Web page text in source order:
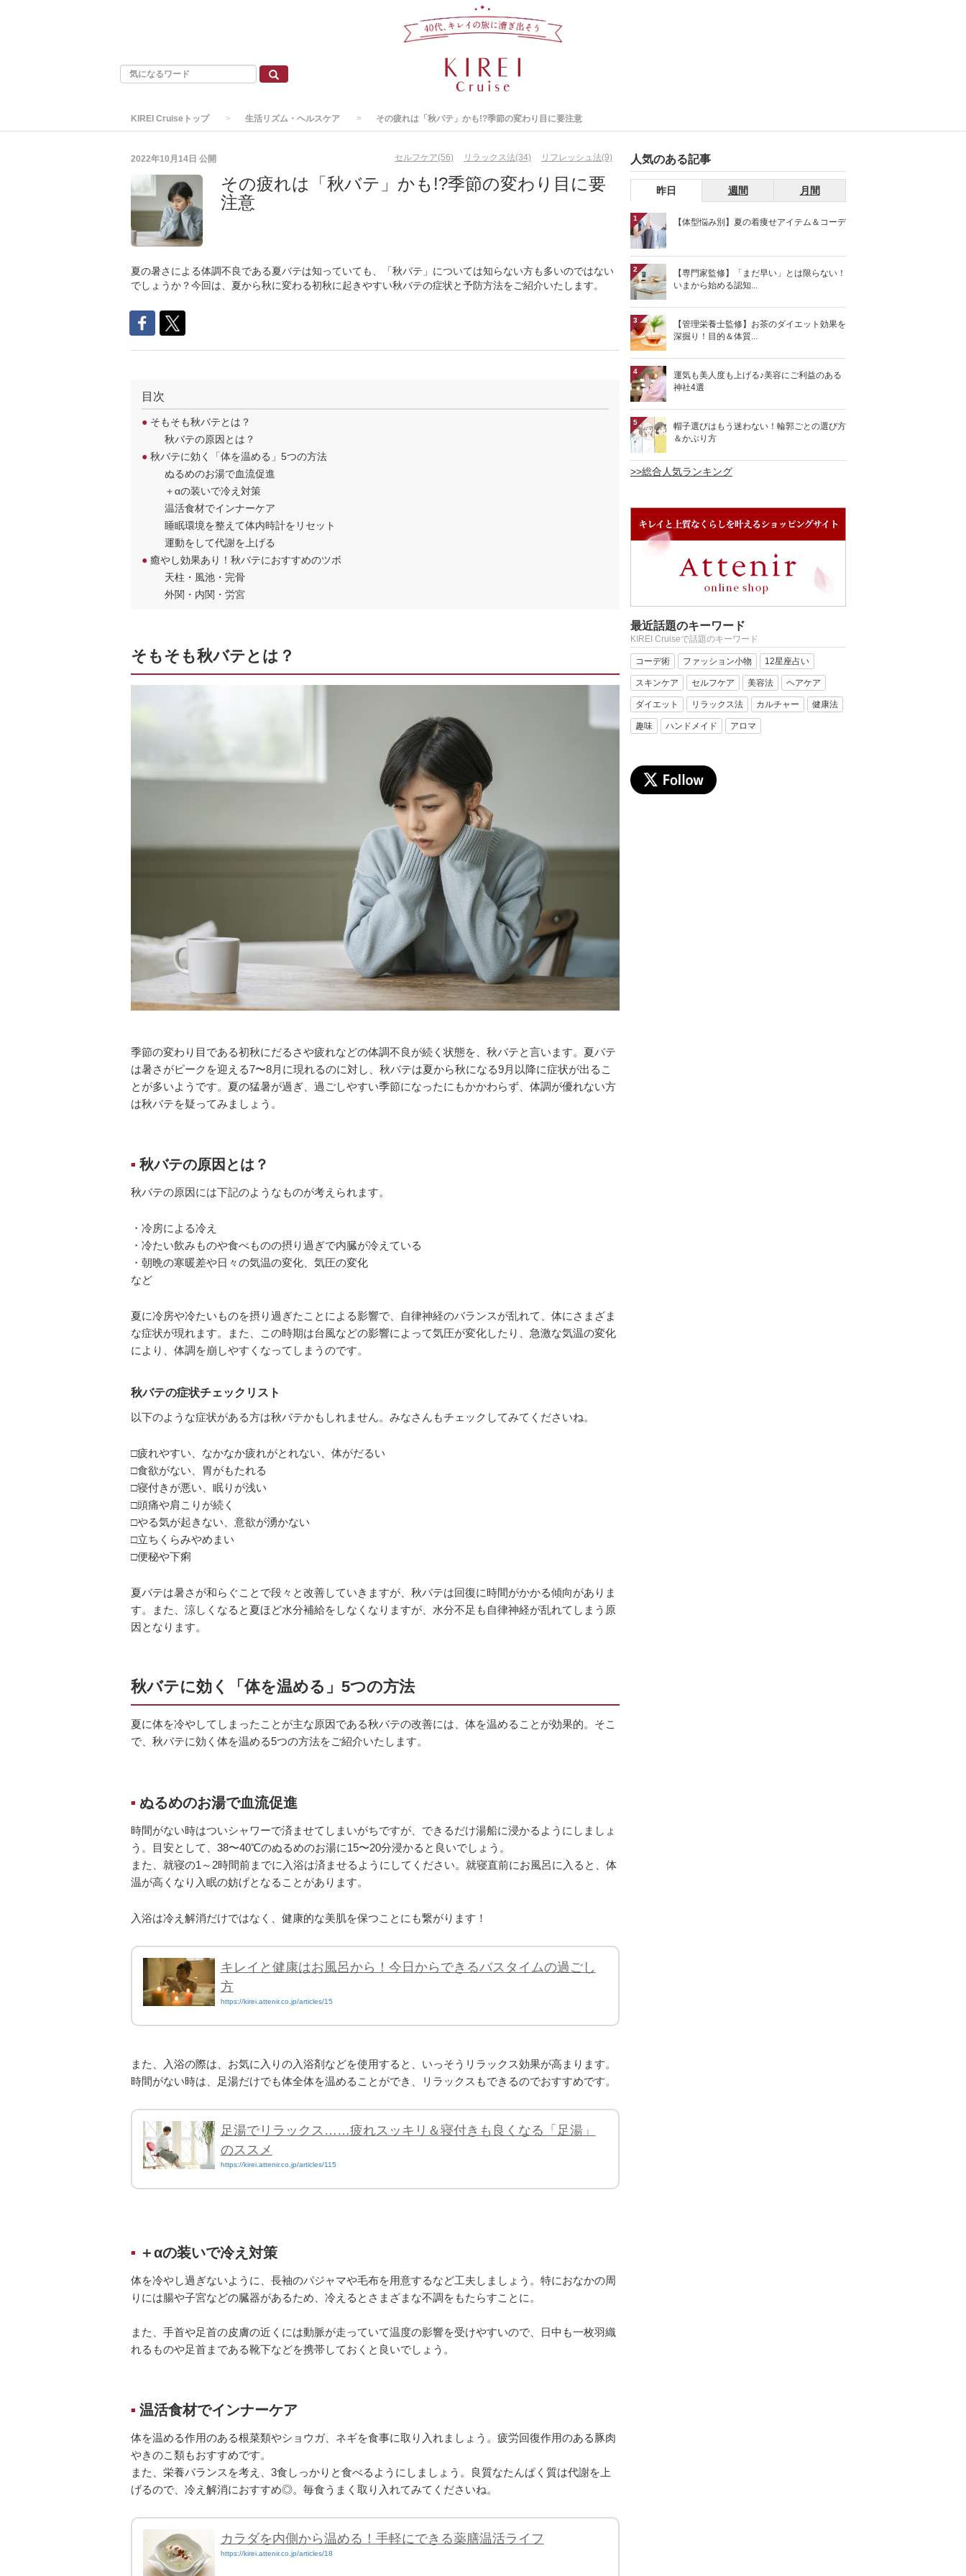
KIREI Cruiseトップ 生活リズム・ヘルスケア その疲れは「秋バテ」かも!?季節の変わり目に要注意
2022年10月14日 公開 セルフケア(56) リラックス法(34) リフレッシュ法(9)
その疲れは「秋バテ」かも!?季節の変わり目に要
注意
夏の暑さによる体調不良である夏バテは知っていても、「秋バテ」については知らない方も多いのではない
でしょうか？今回は、夏から秋に変わる初秋に起きやすい秋バテの症状と予防方法をご紹介いたします。
目次
● そもそも秋バテとは？
秋バテの原因とは？
● 秋バテに効く「体を温める」5つの方法
ぬるめのお湯で血流促進
＋αの装いで冷え対策
温活食材でインナーケア
睡眠環境を整えて体内時計をリセット
運動をして代謝を上げる
● 癒やし効果あり！秋バテにおすすめのツボ
天柱・風池・完骨
外関・内関・労宮
そもそも秋バテとは？
季節の変わり目である初秋にだるさや疲れなどの体調不良が続く状態を、秋バテと言います。夏バテ
は暑さがピークを迎える7〜8月に現れるのに対し、秋バテは夏から秋になる9月以降に症状が出るこ
とが多いようです。夏の猛暑が過ぎ、過ごしやすい季節になったにもかかわらず、体調が優れない方
は秋バテを疑ってみましょう。
■ 秋バテの原因とは？
秋バテの原因には下記のようなものが考えられます。
・冷房による冷え
・冷たい飲みものや食べものの摂り過ぎで内臓が冷えている
・朝晩の寒暖差や日々の気温の変化、気圧の変化
など
夏に冷房や冷たいものを摂り過ぎたことによる影響で、自律神経のバランスが乱れて、体にさまざま
な症状が現れます。また、この時期は台風などの影響によって気圧が変化したり、急激な気温の変化
により、体調を崩しやすくなってしまうのです。
秋バテの症状チェックリスト
以下のような症状がある方は秋バテかもしれません。みなさんもチェックしてみてくださいね。
□疲れやすい、なかなか疲れがとれない、体がだるい
□食欲がない、胃がもたれる
□寝付きが悪い、眠りが浅い
□頭痛や肩こりが続く
□やる気が起きない、意欲が湧かない
□立ちくらみやめまい
□便秘や下痢
夏バテは暑さが和らぐことで段々と改善していきますが、秋バテは回復に時間がかかる傾向がありま
す。また、涼しくなると夏ほど水分補給をしなくなりますが、水分不足も自律神経が乱れてしまう原
因となります。
秋バテに効く「体を温める」5つの方法
夏に体を冷やしてしまったことが主な原因である秋バテの改善には、体を温めることが効果的。そこ
で、秋バテに効く体を温める5つの方法をご紹介いたします。
■ ぬるめのお湯で血流促進
時間がない時はついシャワーで済ませてしまいがちですが、できるだけ湯船に浸かるようにしましょ
う。目安として、38〜40℃のぬるめのお湯に15〜20分浸かると良いでしょう。
また、就寝の1～2時間前までに入浴は済ませるようにしてください。就寝直前にお風呂に入ると、体
温が高くなり入眠の妨げとなることがあります。
入浴は冷え解消だけではなく、健康的な美肌を保つことにも繋がります！
キレイと健康はお風呂から！今日からできるバスタイムの過ごし
方
https://kirei.attenir.co.jp/articles/15
また、入浴の際は、お気に入りの入浴剤などを使用すると、いっそうリラックス効果が高まります。
時間がない時は、足湯だけでも体全体を温めることができ、リラックスもできるのでおすすめです。
足湯でリラックス……疲れスッキリ＆寝付きも良くなる「足湯」
のススメ
https://kirei.attenir.co.jp/articles/115
■ ＋αの装いで冷え対策
体を冷やし過ぎないように、長袖のパジャマや毛布を用意するなど工夫しましょう。特におなかの周
りには腸や子宮などの臓器があるため、冷えるとさまざまな不調をもたらすことに。
また、手首や足首の皮膚の近くには動脈が走っていて温度の影響を受けやすいので、日中も一枚羽織
れるものや足首まである靴下などを携帯しておくと良いでしょう。
■ 温活食材でインナーケア
体を温める作用のある根菜類やショウガ、ネギを食事に取り入れましょう。疲労回復作用のある豚肉
やきのこ類もおすすめです。
また、栄養バランスを考え、3食しっかりと食べるようにしましょう。良質なたんぱく質は代謝を上
げるので、冷え解消におすすめ◎。毎食うまく取り入れてみてくださいね。
カラダを内側から温める！手軽にできる薬膳温活ライフ
https://kirei.attenir.co.jp/articles/18
人気のある記事
昨日 週間 月間
1 【体型悩み別】夏の着痩せアイテム＆コーデ
2
【専門家監修】「まだ早い」とは限らない！
いまから始める認知...
3
【管理栄養士監修】お茶のダイエット効果を
深掘り！目的＆体質...
4
運気も美人度も上げる♪美容にご利益のある
神社4選
5
帽子選びはもう迷わない！輪郭ごとの選び方
＆かぶり方
>>総合人気ランキング
最近話題のキーワード
KIREI Cruiseで話題のキーワード
コーデ術 ファッション小物 12星座占い
スキンケア セルフケア 美容法 ヘアケア
ダイエット リラックス法 カルチャー 健康法
趣味 ハンドメイド アロマ